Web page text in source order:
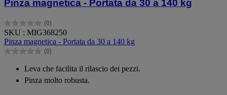
Pinza magnetica - Portata da 30 a 140 kg
(0)
0.0
su
5
stelle.
SKU : MIG368250
Pinza magnetica - Portata da 30 a 140 kg
(0)
0.0
stelle.
Leva che facilita il rilascio dei pezzi.
Pinza molto robusta.